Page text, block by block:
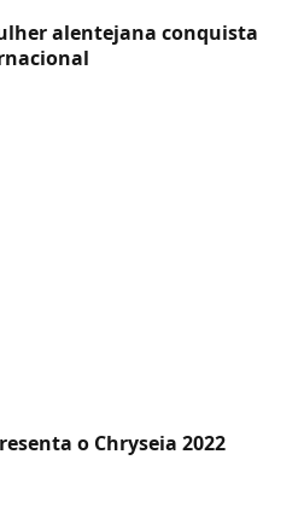
alentejana conquista
o Chryseia 2022